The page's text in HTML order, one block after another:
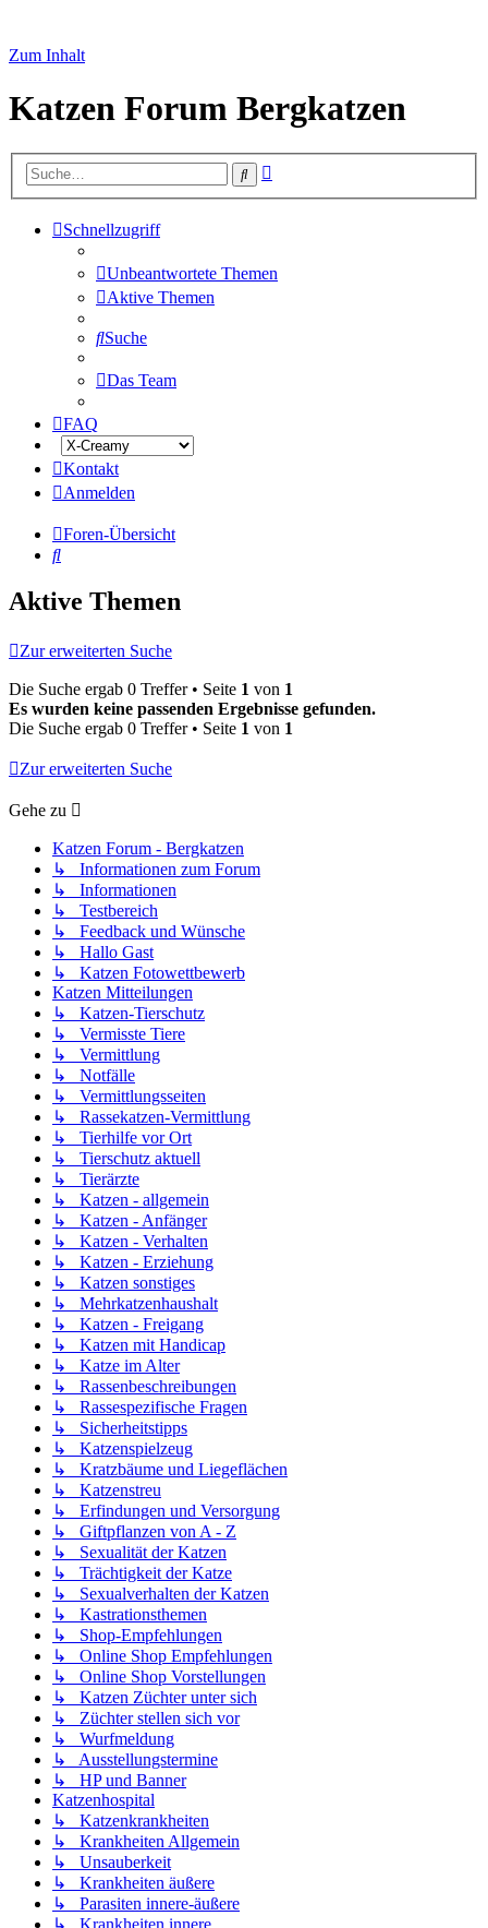
Zum Inhalt
Katzen Forum Bergkatzen
Suche
Schnellzugriff
Unbeantwortete Themen
Aktive Themen
Suche
Das Team
FAQ
Kontakt
Anmelden
Foren-Übersicht
Suche
Aktive Themen
Zur erweiterten Suche
Die Suche ergab 0 Treffer • Seite 1 von 1
Es wurden keine passenden Ergebnisse gefunden.
Die Suche ergab 0 Treffer • Seite 1 von 1
Zur erweiterten Suche
Gehe zu
Katzen Forum - Bergkatzen
↳ Informationen zum Forum
↳ Informationen
↳ Testbereich
↳ Feedback und Wünsche
↳ Hallo Gast
↳ Katzen Fotowettbewerb
Katzen Mitteilungen
↳ Katzen-Tierschutz
↳ Vermisste Tiere
↳ Vermittlung
↳ Notfälle
↳ Vermittlungsseiten
↳ Rassekatzen-Vermittlung
↳ Tierhilfe vor Ort
↳ Tierschutz aktuell
↳ Tierärzte
↳ Katzen - allgemein
↳ Katzen - Anfänger
↳ Katzen - Verhalten
↳ Katzen - Erziehung
↳ Katzen sonstiges
↳ Mehrkatzenhaushalt
↳ Katzen - Freigang
↳ Katzen mit Handicap
↳ Katze im Alter
↳ Rassenbeschreibungen
↳ Rassespezifische Fragen
↳ Sicherheitstipps
↳ Katzenspielzeug
↳ Kratzbäume und Liegeflächen
↳ Katzenstreu
↳ Erfindungen und Versorgung
↳ Giftpflanzen von A - Z
↳ Sexualität der Katzen
↳ Trächtigkeit der Katze
↳ Sexualverhalten der Katzen
↳ Kastrationsthemen
↳ Shop-Empfehlungen
↳ Online Shop Empfehlungen
↳ Online Shop Vorstellungen
↳ Katzen Züchter unter sich
↳ Züchter stellen sich vor
↳ Wurfmeldung
↳ Ausstellungstermine
↳ HP und Banner
Katzenhospital
↳ Katzenkrankheiten
↳ Krankheiten Allgemein
↳ Unsauberkeit
↳ Krankheiten äußere
↳ Parasiten innere-äußere